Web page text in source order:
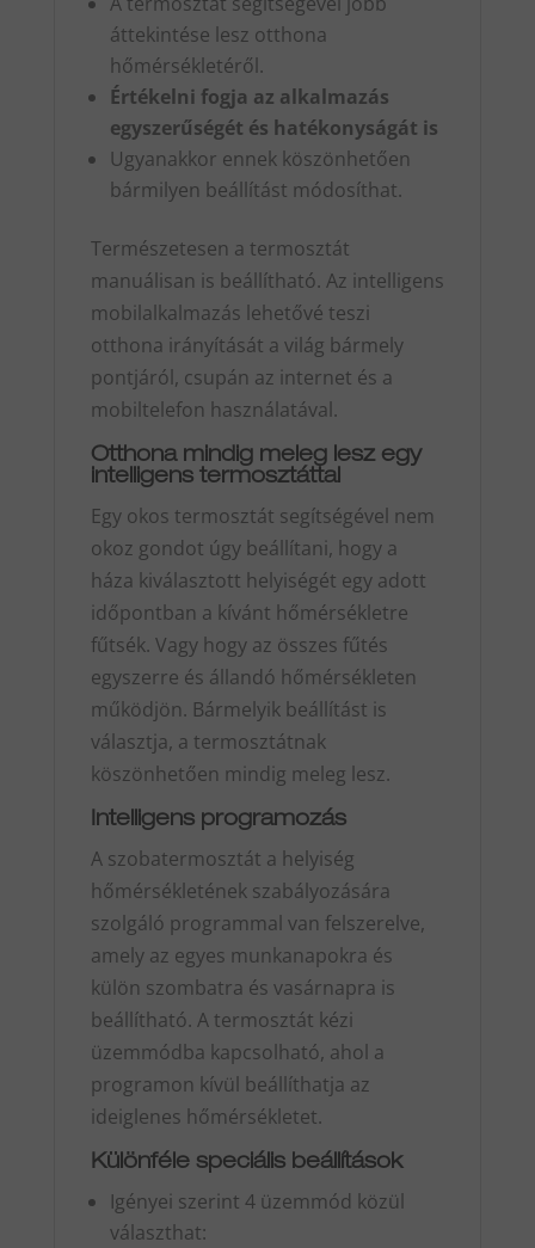
áttekintése lesz otthona
hőmérsékletéről.
Értékelni fogja az alkalmazás
egyszerűségét és hatékonyságát is
Ugyanakkor ennek köszönhetően
bármilyen beállítást módosíthat.
Természetesen a termosztát
manuálisan is beállítható. Az intelligens
mobilalkalmazás lehetővé teszi
otthona irányítását a világ bármely
pontjáról, csupán az internet és a
mobiltelefon használatával.
Otthona mindig meleg lesz egy
intelligens termosztáttal
Egy okos termosztát segítségével nem
okoz gondot úgy beállítani, hogy a
háza kiválasztott helyiségét egy adott
időpontban a kívánt hőmérsékletre
fűtsék. Vagy hogy az összes fűtés
egyszerre és állandó hőmérsékleten
működjön. Bármelyik beállítást is
választja, a termosztátnak
köszönhetően mindig meleg lesz.
Intelligens programozás
A szobatermosztát a helyiség
hőmérsékletének szabályozására
szolgáló programmal van felszerelve,
amely az egyes munkanapokra és
külön szombatra és vasárnapra is
beállítható. A termosztát kézi
üzemmódba kapcsolható, ahol a
programon kívül beállíthatja az
ideiglenes hőmérsékletet.
Különféle speciális beállítások
Igényei szerint 4 üzemmód közül
választhat: